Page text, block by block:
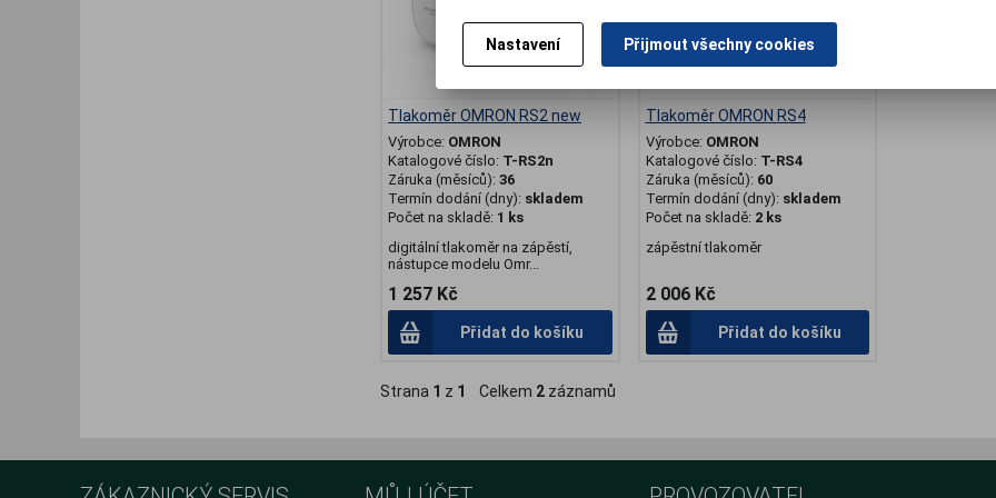
Tlakoměr OMRON RS2 new
Výrobce: OMRON
Katalogové číslo: T-RS2n
Záruka (měsíců): 36
Termín dodání (dny): skladem
Počet na skladě: 1 ks
digitální tlakoměr na zápěstí,
nástupce modelu Omr...
1 257 Kč
Přidat do košíku
Tlakoměr OMRON RS4
Výrobce: OMRON
Katalogové číslo: T-RS4
Záruka (měsíců): 60
Termín dodání (dny): skladem
Počet na skladě: 2 ks
zápěstní tlakoměr
2 006 Kč
Přidat do košíku
Strana 1 z 1 Celkem 2 záznamů
Nastavení Přijmout všechny cookies